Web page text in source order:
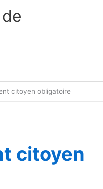
citoyen obligatoire
citoyen